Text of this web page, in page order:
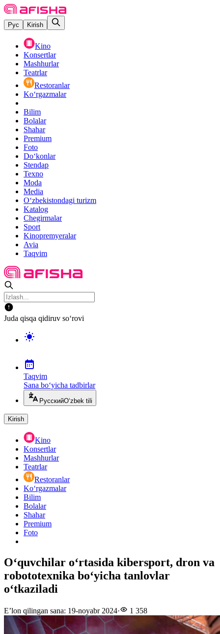
Рус Kirish
Kino
Konsertlar
Mashhurlar
Teatrlar
Restoranlar
Ko‘rgazmalar
Bilim
Bolalar
Shahar
Premium
Foto
Do‘konlar
Stendap
Texno
Moda
Media
O‘zbekistondagi turizm
Katalog
Chegirmalar
Sport
Kinopremyeralar
Avia
Taqvim
Juda qisqa qidiruv so‘rovi
Taqvim
Sana bo‘yicha tadbirlar
РусскийO‘zbek tili
Kirish
Kino
Konsertlar
Mashhurlar
Teatrlar
Restoranlar
Ko‘rgazmalar
Bilim
Bolalar
Shahar
Premium
Foto
O‘quvchilar o‘rtasida kibersport, dron va
robototexnika bo‘yicha tanlovlar
oʻtkaziladi
E’lon qilingan sana: 19-noyabr 2024· 1 358